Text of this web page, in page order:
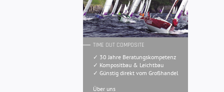
TIME OUT COMPOSITE
✓ 30 Jahre Beratungskompetenz
✓ Kompositbau & Leichtbau
✓ Günstig direkt vom Großhandel
Über uns